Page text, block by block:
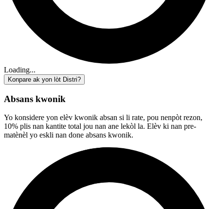
Loading...
Konpare ak yon lòt Distri?
Absans kwonik
Yo konsidere yon elèv kwonik absan si li rate, pou nenpòt rezon,
10% plis nan kantite total jou nan ane lekòl la. Elèv ki nan pre-
matènèl yo eskli nan done absans kwonik.